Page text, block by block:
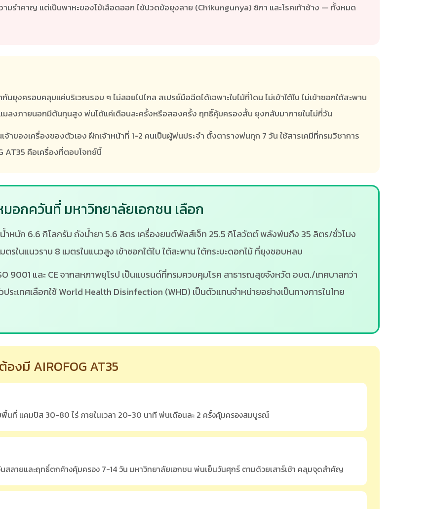
มรำคาญ แต่เป็นพาหะของไข้เลือดออก ไข้ปวดข้อยุงลาย (Chikungunya) ซิกา และโรคเท้าช้าง — ทั้งหมด
งครอบคลุมแค่บริเวณรอบ ๆ ไม่ลอยไปไกล สเปรย์มือฉีดได้เฉพาะใบไม้ที่โดน ไม่เข้าใต้ใบ ไม่เข้าซอกใต้สะพาน
ลงภายนอกมีต้นทุนสูง พ่นได้แค่เดือนละครั้งหรือสองครั้ง ฤทธิ์คุ้มครองสั้น ยุงกลับมาภายในไม่กี่วัน
าของเครื่องของตัวเอง ฝึกเจ้าหน้าที่ 1-2 คนเป็นผู้พ่นประจำ ตั้งตารางพ่นทุก 7 วัน ใช้สารเคมีที่กรมวิชาการ
AT35 คือเครื่องที่ตอบโจทย์นี้
อกควันที่ มหาวิทยาลัยเอกชน เลือก
ำหนัก 6.6 กิโลกรัม ถังน้ำยา 5.6 ลิตร เครื่องยนต์พัลส์เจ็ท 25.5 กิโลวัตต์ พลังพ่นถึง 35 ลิตร/ชั่วโมง
รในแนวราบ 8 เมตรในแนวสูง เข้าซอกใต้ใบ ใต้สะพาน ใต้กระบะดอกไม้ ที่ยุงชอบหลบ
9001 และ CE จากสหภาพยุโรป เป็นแบรนด์ที่กรมควบคุมโรค สาธารณสุขจังหวัด อบต./เทศบาลกว่า
ะเทศเลือกใช้ World Health Disinfection (WHD) เป็นตัวแทนจำหน่ายอย่างเป็นทางการในไทย
งมี AIROFOG AT35
พื้นที่ แคมปัส 30-80 ไร่ ภายในเวลา 20-30 นาที พ่นเดือนละ 2 ครั้งคุ้มครองสมบูรณ์
สลายและฤทธิ์ตกค้างคุ้มครอง 7-14 วัน มหาวิทยาลัยเอกชน พ่นเย็นวันศุกร์ ตามด้วยเสาร์เช้า คลุมจุดสำคัญ